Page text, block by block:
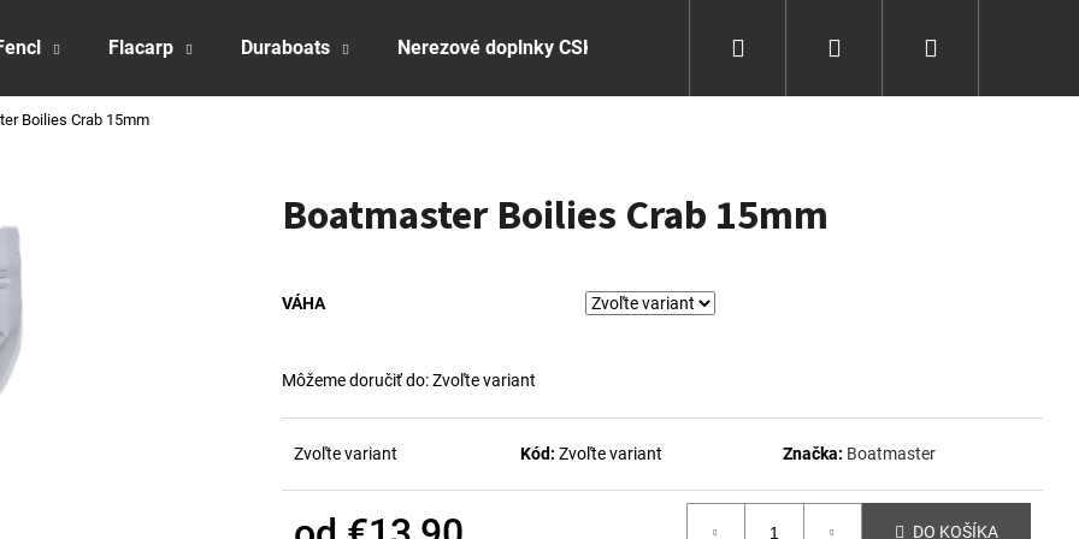
Flacarp Duraboats Nerezové doplnky CSK Prihlásenie
Boilies Crab 15mm
Boatmaster Boilies Crab 15mm
VÁHA
Môžeme doručiť do:Zvoľte variant
Zvoľte variant Kód: Zvoľte variant Značka: Boatmaster
DO KOŠÍKA
Čo potrebujete nájsť?
HĽADAŤ